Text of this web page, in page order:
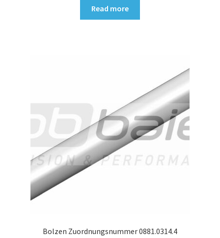
Read more
Bolzen Zuordnungsnummer 0881.0314.4